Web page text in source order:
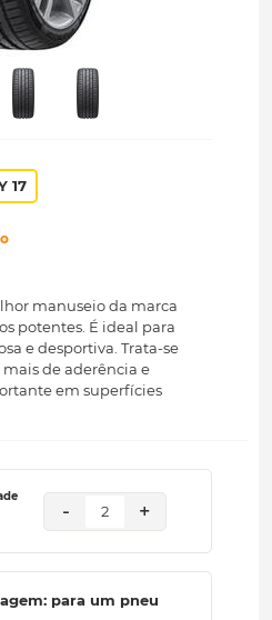
17
manuseio da marca
potentes. É ideal para
e desportiva. Trata-se
de aderência e
em superfícies
- 2 +
para um pneu